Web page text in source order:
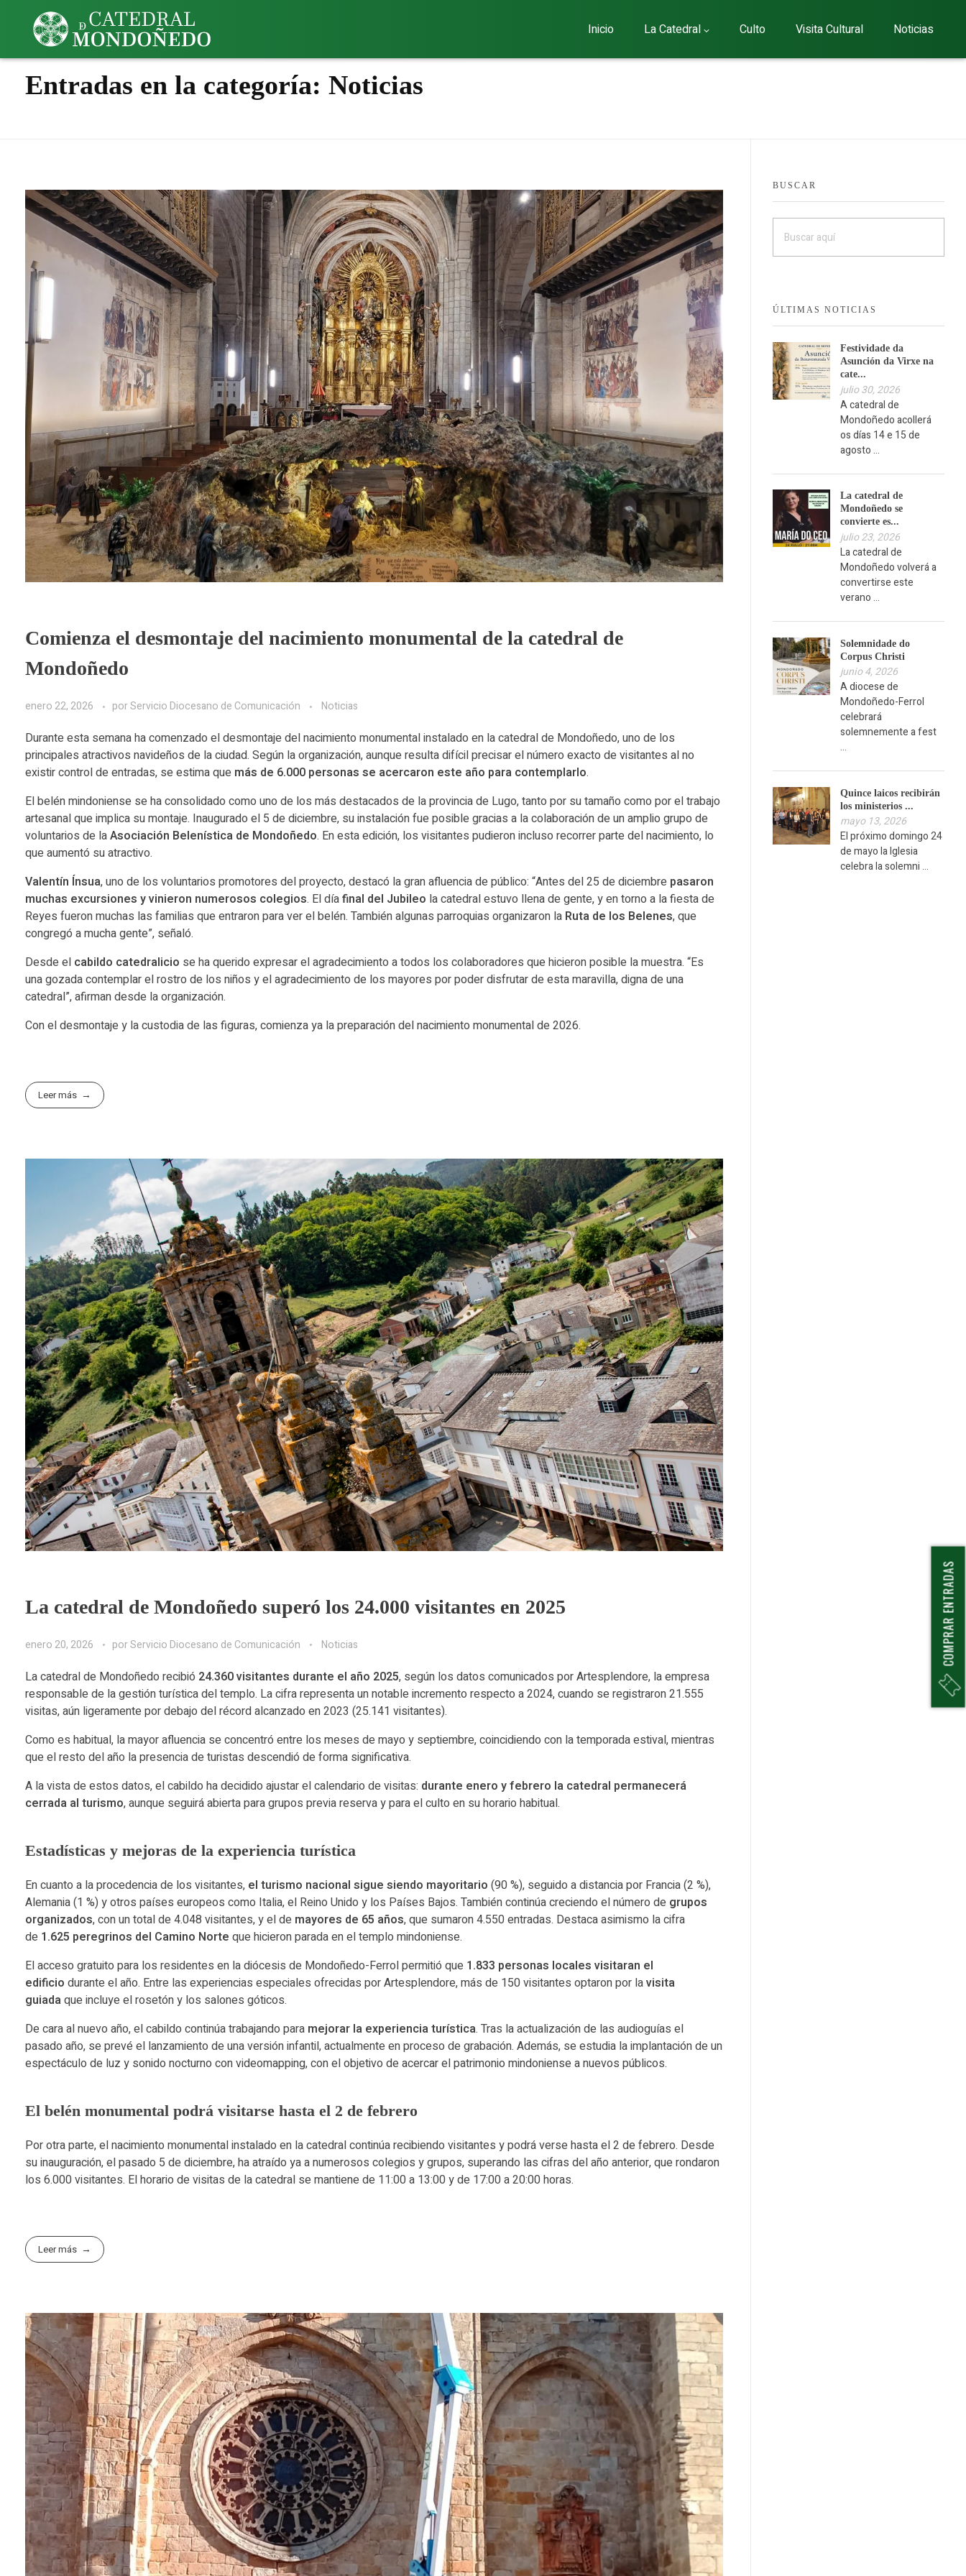
Inicio La Catedral Culto Visita Cultural Noticias
COMPRAR ENTRADAS
Inicio Noticias
Entradas en la categoría: Noticias
Comienza el desmontaje del nacimiento monumental de la catedral de
Mondoñedo
enero 22, 2026 porServicio Diocesano de Comunicación Noticias
Durante esta semana ha comenzado el desmontaje del nacimiento monumental instalado en la catedral de Mondoñedo, uno de los
principales atractivos navideños de la ciudad. Según la organización, aunque resulta difícil precisar el número exacto de visitantes al no
existir control de entradas, se estima que más de 6.000 personas se acercaron este año para contemplarlo.
El belén mindoniense se ha consolidado como uno de los más destacados de la provincia de Lugo, tanto por su tamaño como por el trabajo
artesanal que implica su montaje. Inaugurado el 5 de diciembre, su instalación fue posible gracias a la colaboración de un amplio grupo de
voluntarios de laAsociación Belenística de Mondoñedo. En esta edición, los visitantes pudieron incluso recorrer parte del nacimiento, lo
que aumentó su atractivo.
Valentín Ínsua, uno de los voluntarios promotores del proyecto, destacó la gran afluencia de público: “Antes del 25 de diciembre pasaron
muchas excursiones y vinieron numerosos colegios. El díafinal del Jubileo la catedral estuvo llena de gente, y en torno a la fiesta de
Reyes fueron muchas las familias que entraron para ver el belén. También algunas parroquias organizaron la Ruta de los Belenes, que
congregó a mucha gente”, señaló.
Desde el cabildo catedralicio se ha querido expresar el agradecimiento a todos los colaboradores que hicieron posible la muestra. “Es
una gozada contemplar el rostro de los niños y el agradecimiento de los mayores por poder disfrutar de esta maravilla, digna de una
catedral”, afirman desde la organización.
Con el desmontaje y la custodia de las figuras, comienza ya la preparación del nacimiento monumental de 2026.
Leer más
La catedral de Mondoñedo superó los 24.000 visitantes en 2025
enero 20, 2026 porServicio Diocesano de Comunicación Noticias
La catedral de Mondoñedo recibió 24.360 visitantes durante el año 2025, según los datos comunicados por Artesplendore, la empresa
responsable de la gestión turística del templo. La cifra representa un notable incremento respecto a 2024, cuando se registraron 21.555
visitas, aún ligeramente por debajo del récord alcanzado en 2023 (25.141 visitantes).
Como es habitual, la mayor afluencia se concentró entre los meses de mayo y septiembre, coincidiendo con la temporada estival, mientras
que el resto del año la presencia de turistas descendió de forma significativa.
A la vista de estos datos, el cabildo ha decidido ajustar el calendario de visitas: durante enero y febrero la catedral permanecerá
cerrada al turismo, aunque seguirá abierta para grupos previa reserva y para el culto en su horario habitual.
Estadísticas y mejoras de la experiencia turística
En cuanto a la procedencia de los visitantes, el turismo nacional sigue siendo mayoritario (90 %), seguido a distancia por Francia (2 %),
Alemania (1 %) y otros países europeos como Italia, el Reino Unido y los Países Bajos. También continúa creciendo el número de grupos
organizados, con un total de 4.048 visitantes, y el de mayores de 65 años, que sumaron 4.550 entradas. Destaca asimismo la cifra
de 1.625 peregrinos del Camino Norte que hicieron parada en el templo mindoniense.
El acceso gratuito para los residentes en la diócesis de Mondoñedo-Ferrol permitió que 1.833 personas locales visitaran el
edificio durante el año. Entre las experiencias especiales ofrecidas por Artesplendore, más de 150 visitantes optaron por lavisita
guiadaque incluye el rosetón y los salones góticos.
De cara al nuevo año, el cabildo continúa trabajando para mejorar la experiencia turística. Tras la actualización de las audioguías el
pasado año, se prevé el lanzamiento de una versión infantil, actualmente en proceso de grabación. Además, se estudia la implantación de un
espectáculo de luz y sonido nocturno con videomapping, con el objetivo de acercar el patrimonio mindoniense a nuevos públicos.
El belén monumental podrá visitarse hasta el 2 de febrero
Por otra parte, el nacimiento monumental instalado en la catedral continúa recibiendo visitantes y podrá verse hasta el 2 de febrero. Desde
su inauguración, el pasado 5 de diciembre, ha atraído ya a numerosos colegios y grupos, superando las cifras del año anterior, que rondaron
los 6.000 visitantes. El horario de visitas de la catedral se mantiene de 11:00 a 13:00 y de 17:00 a 20:00 horas.
Leer más
BUSCAR
ÚLTIMAS NOTICIAS
Festividade da
Asunción da Virxe na
cate...
julio 30, 2026
A catedral de
Mondoñedo acollerá
os días 14 e 15 de
agosto ...
La catedral de
Mondoñedo se
convierte es...
julio 23, 2026
La catedral de
Mondoñedo volverá a
convertirse este
verano ...
Solemnidade do
Corpus Christi
junio 4, 2026
A diocese de
Mondoñedo-Ferrol
celebrará
solemnemente a fest
...
Quince laicos recibirán
los ministerios ...
mayo 13, 2026
El próximo domingo 24
de mayo la Iglesia
celebra la solemni ...